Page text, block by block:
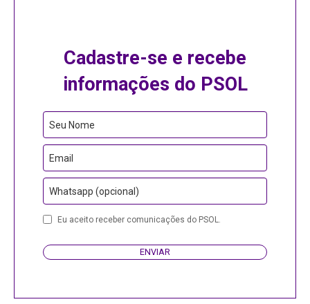
Cadastre-se e recebe
informações do PSOL
Seu Nome
Email
Whatsapp (opcional)
YourEu aceito receber comunicações do PSOL.
ENVIAR